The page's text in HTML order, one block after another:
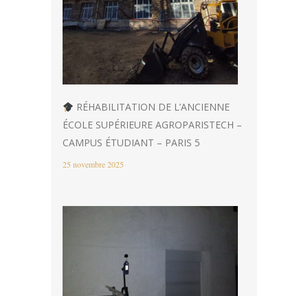
RÉHABILITATION DE L’ANCIENNE
ÉCOLE SUPÉRIEURE AGROPARISTECH –
CAMPUS ÉTUDIANT – PARIS 5
25 novembre 2025